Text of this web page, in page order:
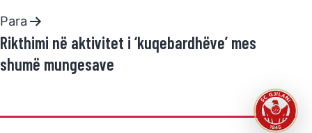
Para
Rikthimi në aktivitet i ‘kuqebardhëve’ mes
shumë mungesave